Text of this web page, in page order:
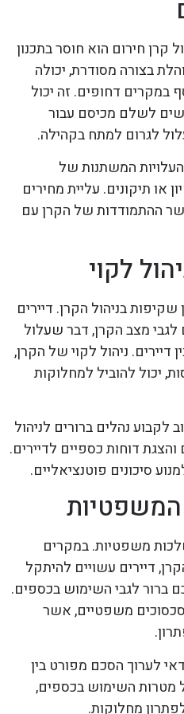
קרן חירום הוא חוסר בתכנון
בצורה מסודרת, יכולה
במקרים דחופים. זה יכול
לשלם מכיסם עבור
לגרום למתח בקהילה.
המשתנות של
או תיקונים. עליית מחירים
ההתמודדות של הקרן עם
לקוי
בניהול הקרן. דיירים
מצב הקרן, דבר שעלול
דיירים. ניהול לקוי של הקרן,
יכול להוביל למחלוקות
לקבוע נהלים ברורים לניהול
דוחות כספיים לדיירים.
סיכונים פוטנציאליים.
משפטיות. במקרים
דיירים עשויים להיתקל
ברור לגבי השימוש בכספים.
משפטיים, אשר
לערוך הסכם מפורט בין
מטרות השימוש בכספים,
מחלוקות.